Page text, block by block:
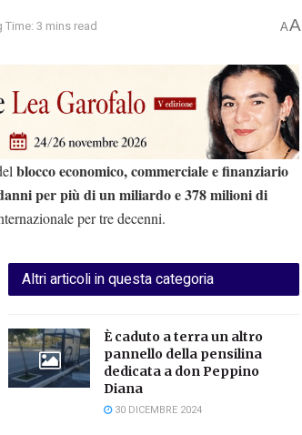
Time: 3 mins read AA
blocco economico, commerciale e finanziario
per più di un miliardo e 378 milioni di
per tre decenni.
Altri articoli in questa categoria
È caduto a terra un altro
pannello della pensilina
dedicata a don Peppino
Diana
30 DICEMBRE 2024